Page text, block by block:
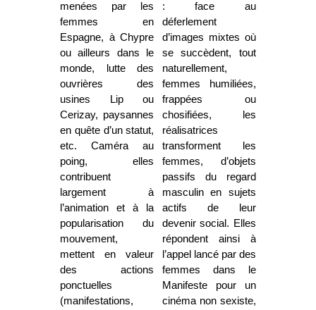
menées par les
femmes en
Espagne, à Chypre
ou ailleurs dans le
monde, lutte des
ouvrières des
usines Lip ou
Cerizay, paysannes
en quête d’un statut,
etc. Caméra au
poing, elles
contribuent
largement à
l’animation et à la
popularisation du
mouvement,
mettent en valeur
des actions
ponctuelles
(manifestations,
: face au
déferlement
d’images mixtes où
se succèdent, tout
naturellement,
femmes humiliées,
frappées ou
chosifiées, les
réalisatrices
transforment les
femmes, d’objets
passifs du regard
masculin en sujets
actifs de leur
devenir social. Elles
répondent ainsi à
l’appel lancé par des
femmes dans le
Manifeste pour un
cinéma non sexiste,